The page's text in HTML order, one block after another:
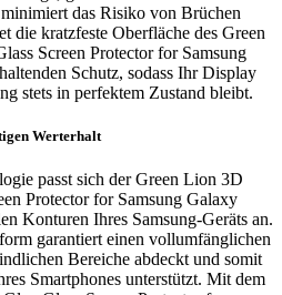
das Risiko von Brüchen
die kratzfeste Oberfläche des Green
Screen Protector for Samsung
Schutz, sodass Ihr Display
stets in perfektem Zustand bleibt.
Werterhalt
passt sich der Green Lion 3D
Protector for Samsung Galaxy
Konturen Ihres Samsung-Geräts an.
garantiert einen vollumfänglichen
Bereiche abdeckt und somit
Smartphones unterstützt. Mit dem